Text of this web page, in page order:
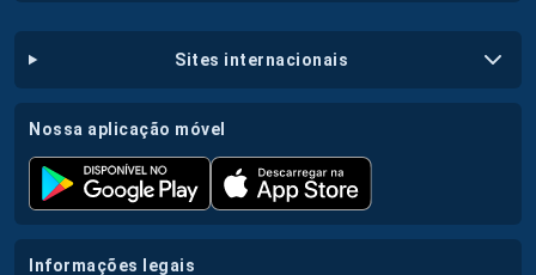
sites internacionais
nossa aplicação móvel
informações legais